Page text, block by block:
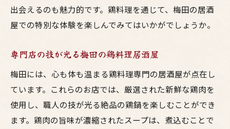
出会えるのも魅力的です。鶏料理を通じて、梅田の居酒
屋での特別な体験を楽しんでみてはいかがでしょうか。
専門店の技が光る梅田の鶏料理居酒屋
梅田には、心も体も温まる鶏料理専門の居酒屋が点在し
ています。これらのお店では、厳選された新鮮な鶏肉を
使用し、職人の技が光る絶品の鶏鍋を楽しむことができ
ます。鶏肉の旨味が濃縮されたスープは、煮込むことで